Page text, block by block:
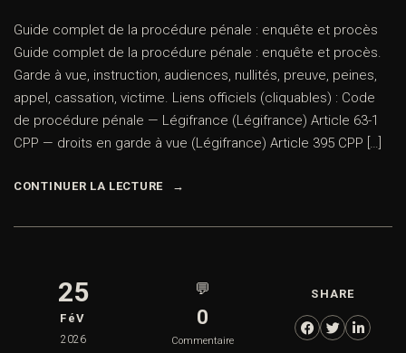
Guide complet de la procédure pénale : enquête et procès
Guide complet de la procédure pénale : enquête et procès.
Garde à vue, instruction, audiences, nullités, preuve, peines,
appel, cassation, victime. Liens officiels (cliquables) : Code
de procédure pénale — Légifrance (Légifrance) Article 63-1
CPP — droits en garde à vue (Légifrance) Article 395 CPP […]
CONTINUER LA LECTURE
25
FéV
2026
💬
0
Commentaire
SHARE